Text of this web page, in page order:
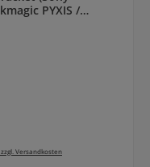
PYXIS /
Versandkosten